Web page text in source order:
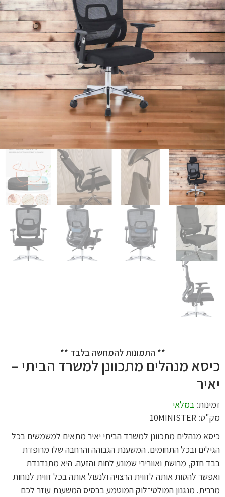
** התמונות להמחשה בלבד **
כיסא מנהלים מתכוונן למשרד הביתי –
יאיר
זמינות: במלאי
מק"ט: 10MINISTER
כיסא מנהלים מתכוונן למשרד הביתי יאיר מתאים למשמשים בכל
הגילים ובכל התחומים. המשענת הגבוהה והרחבה שלו מרופדת
בבד חזק, מרושת ואוורירי שמונע לחות והזעה. היא מתנדנדת
ואפשר להטות אותה לזווית הרצויה ולנעול אותה בכל זווית לנוחות
מרבית. מנגנון המולטי־לוק המוטמע בבסיס המשענת עוזר לכם